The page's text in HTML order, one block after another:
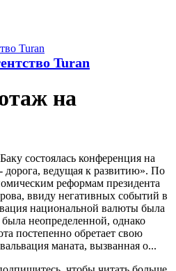
Turan
на
состоялась конференция на
ведущая к развитию». По
реформам президента
ввиду негативных событий в
национальной валюты была
неопределенной, однако
постепенно обретает свою
маната, вызванная о...